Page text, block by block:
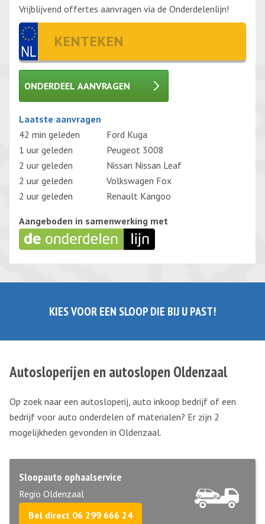
Vrijblijvend offertes aanvragen via de Onderdelenlijn!
ONDERDEEL AANVRAGEN
Gelieve dit veld leeg te laten.
Laatste aanvragen
42 min geleden
Ford Kuga
1 uur geleden
Peugeot 3008
2 uur geleden
Nissan Nissan Leaf
2 uur geleden
Volkswagen Fox
2 uur geleden
Renault Kangoo
Aangeboden in samenwerking met
KIES VOOR EEN SLOOP DIE BIJ U PAST!
Autosloperijen en autoslopen Oldenzaal
Op zoek naar een autosloperij, auto inkoop bedrijf of een
bedrijf voor auto onderdelen of materialen? Er zijn 2
mogelijkheden gevonden in Oldenzaal.
Sloopauto ophaalservice
Regio Oldenzaal
Bel direct 06 299 666 24